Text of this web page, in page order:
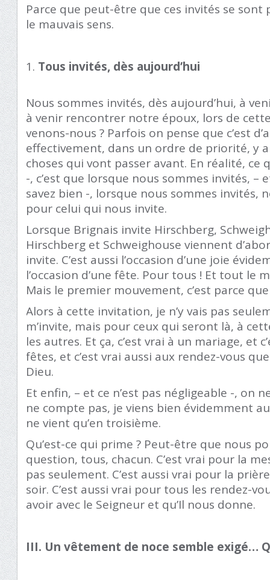
Parce que peut-être que ces invités se sont
le mauvais sens.
Tous invités, dès aujourd’hui
Nous sommes invités, dès aujourd’hui, à
à venir rencontrer notre époux, lors de
venons-nous ? Parfois on pense que c’est
effectivement, dans un ordre de priorité, y
choses qui vont passer avant. En réalité, ce
-, c’est que lorsque nous sommes invités, –
savez bien -, lorsque nous sommes invités,
pour celui qui nous invite.
Lorsque Brignais invite Hirschberg,
Hirschberg et Schweighouse viennent
invite. C’est aussi l’occasion d’une joie
l’occasion d’une fête. Pour tous ! Et tout le
Mais le premier mouvement, c’est parce
Alors à cette invitation, je n’y vais pas
m’invite, mais pour ceux qui seront là, à
les autres. Et ça, c’est vrai à un mariage, et
fêtes, et c’est vrai aussi aux rendez-vous
Dieu.
Et enfin, – et ce n’est pas négligeable -, on
ne compte pas, je viens bien évidemment
ne vient qu’en troisième.
Qu’est-ce qui prime ? Peut-être que nous
question, tous, chacun. C’est vrai pour la
pas seulement. C’est aussi vrai pour la
soir. C’est aussi vrai pour tous les rendez-
avoir avec le Seigneur et qu’Il nous donne.
III. Un vêtement de noce semble exigé…